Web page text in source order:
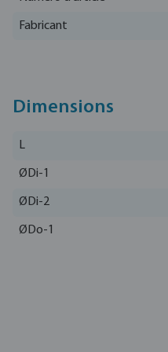
Fabricant
Dimensions
L
ØDi-1
ØDi-2
ØDo-1